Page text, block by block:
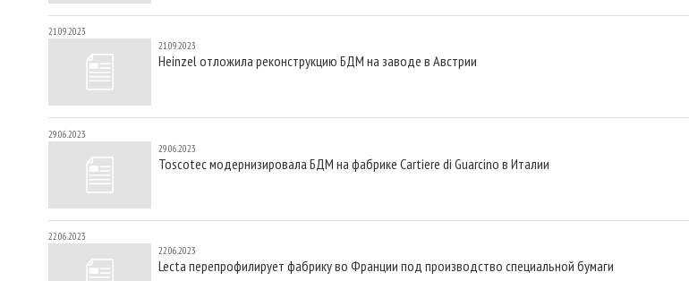
21.09.2023
21.09.2023
Heinzel отложила реконструкцию БДМ на заводе в Австрии
29.06.2023
29.06.2023
Toscotec модернизировала БДМ на фабрике Cartiere di Guarcino в Италии
22.06.2023
22.06.2023
Lecta перепрофилирует фабрику во Франции под производство специальной бумаги